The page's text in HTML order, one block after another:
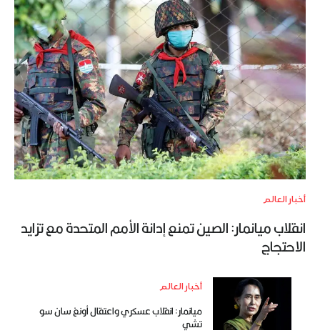
أخبار العالم
انقلاب ميانمار: الصين تمنع إدانة الأمم المتحدة مع تزايد
الاحتجاج
أخبار العالم
ميانمار: انقلاب عسكري واعتقال أونغ سان سو
تشي